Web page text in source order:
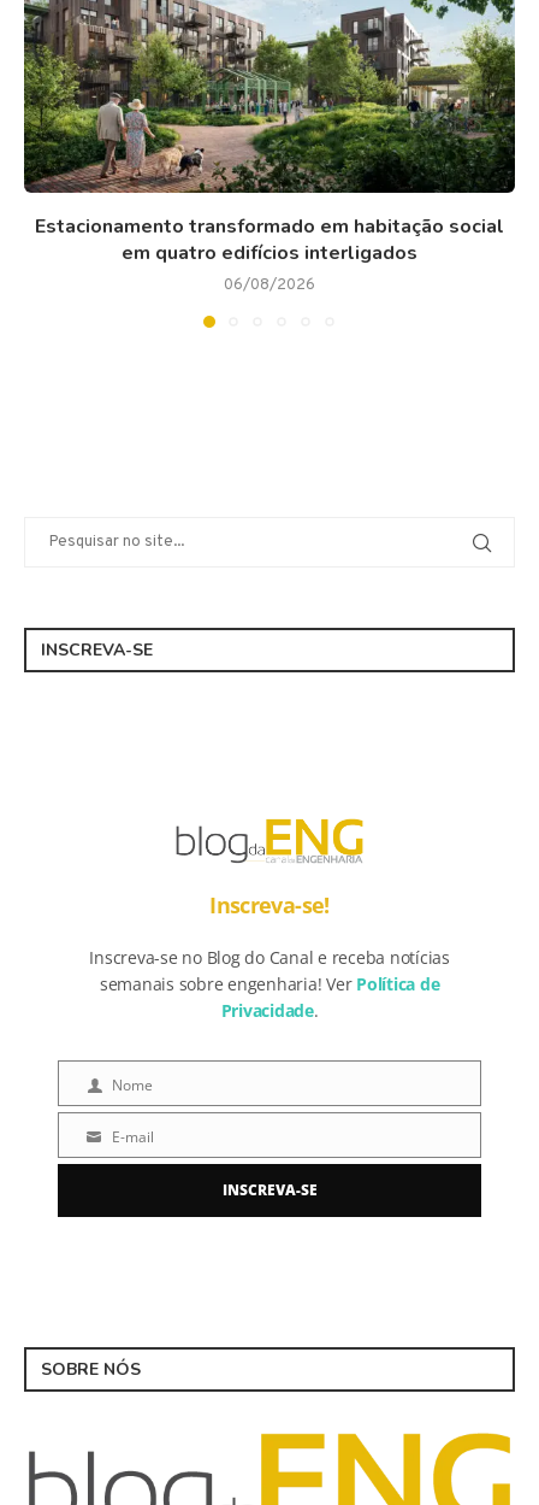
Estacionamento transformado em habitação social
em quatro edifícios interligados
06/08/2026
INSCREVA-SE
Inscreva-se!
Inscreva-se no Blog do Canal e receba notícias
semanais sobre engenharia! Ver Política de
Privacidade.
Nome Nome
mail
E-mail
INSCREVA-SE
SOBRE NÓS